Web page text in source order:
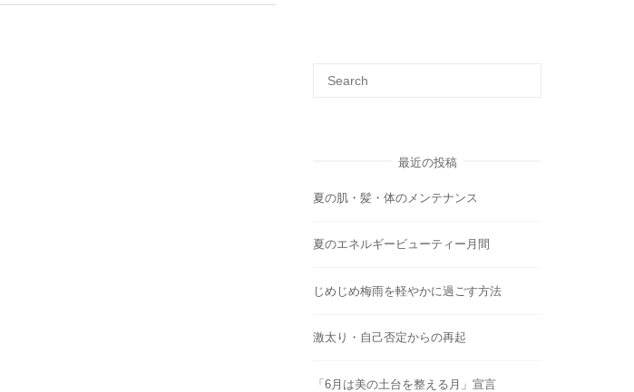
最近の投稿
夏の肌・髪・体のメンテナンス
夏のエネルギービューティー月間
じめじめ梅雨を軽やかに過ごす方法
激太り・自己否定からの再起
「6月は美の土台を整える月」宣言